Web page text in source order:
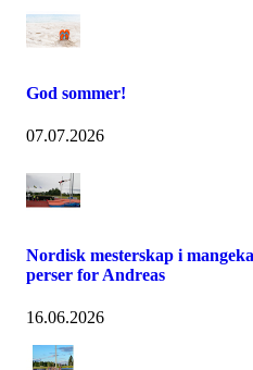
God sommer!
07.07.2026
Nordisk mesterskap i
perser for Andreas
16.06.2026